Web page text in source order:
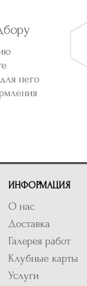
него
ИНФОРМАЦИЯ
О нас
Доставка
Галерея работ
Клубные карты
Услуги